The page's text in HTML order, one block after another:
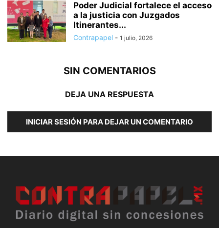
Poder Judicial fortalece el acceso
a la justicia con Juzgados
Itinerantes...
Contrapapel - 1 julio, 2026
SIN COMENTARIOS
DEJA UNA RESPUESTA
INICIAR SESIÓN PARA DEJAR UN COMENTARIO